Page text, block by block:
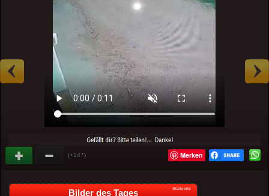
(+147) Merken
Bilder des Tages Startseite